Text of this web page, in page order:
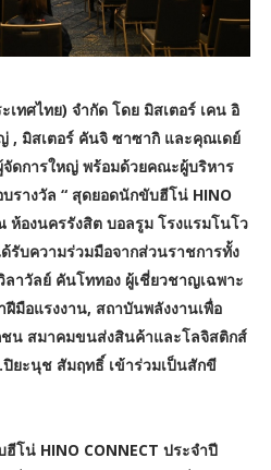
ทศไทย) จำกัด โดย มิสเตอร์ เคน อิ
, มิสเตอร์ คันจิ ซาซากิ และคุณเดย์
จัดการใหญ่ พร้อมด้วยคณะผู้บริหาร
รางวัล “ สุดยอดนักขับฮีโน่ HINO
ห้องนครรังสิต บอลรูม โรงแรมโนโว
รับความร่วมมือจากส่วนราชการทั้ง
าวัลย์ คันโททอง ผู้เชี่ยวชาญเฉพาะ
มือแรงงาน, สถาบันพลังงานเพื่อ
ชน สมาคมขนส่งสินค้าและโลจิสติกส์
ยะนุช สัมฤทธิ์ เข้าร่วมเป็นสักขี
โน่ HINO CONNECT ประจำปี